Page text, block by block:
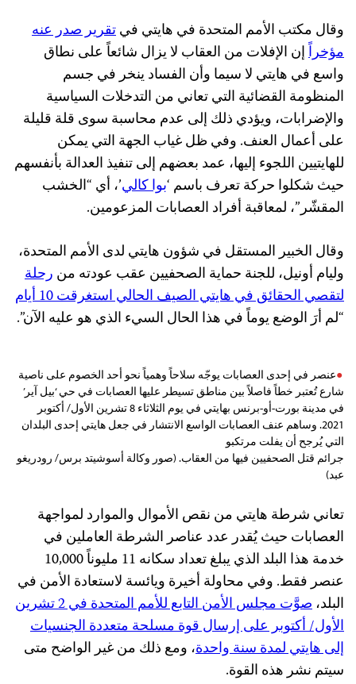
وقال مكتب الأمم المتحدة في هايتي فيتقرير صدر عنه
مؤخراًإن الإفلات من العقاب لا يزال شائعاً على نطاق
واسع في هايتي لا سيما وأن الفساد ينخر في جسم
المنظومة القضائية التي تعاني من التدخلات السياسية
والإضرابات، ويؤدي ذلك إلى عدم محاسبة سوى قلة قليلة
على أعمال العنف. وفي ظل غياب الجهة التي يمكن
للهايتيين اللجوء إليها، عمد بعضهم إلى تنفيذ العدالة بأنفسهم
حيث شكلوا حركة تعرف باسم ‘بوا كالي’، أي “الخشب
المقشّر”، لمعاقبة أفراد العصابات المزعومين.
وقال الخبير المستقل في شؤون هايتي لدى الأمم المتحدة،
وليام أونيل، للجنة حماية الصحفيين عقب عودته من رحلة
لتقصي الحقائق في هايتي الصيف الحالي استغرقت 10 أيام
“لم أرَ الوضع يوماً في هذا الحال السيء الذي هو عليه الآن”.
عنصر في إحدى العصابات يوجّه سلاحاً وهمياً نحو أحد الخصوم على ناصية
شارع تُعتبر خطاً فاصلاً بين مناطق تسيطر عليها العصابات في حي ‘بيل آير’
في مدينة بورت-أو-برنس بهايتي في يوم الثلاثاء 8 تشرين الأول/ أكتوبر
2021. وساهم عنف العصابات الواسع الانتشار في جعل هايتي إحدى البلدان
التي يُرجح أن يفلت مرتكبو
جرائم قتل الصحفيين فيها من العقاب. (صور وكالة أسوشيتد برس/ رودريغو
عبد)
تعاني شرطة هايتي من نقص الأموال والموارد لمواجهة
العصابات حيث يُقدر عدد عناصر الشرطة العاملين في
خدمة هذا البلد الذي يبلغ تعداد سكانه 11 مليوناً 10,000
عنصر فقط. وفي محاولة أخيرة ويائسة لاستعادة الأمن في
البلد،
صوَّت مجلس الأمن التابع للأمم المتحدة في 2 تشرين
الأول/ أكتوبر على إرسال قوة مسلحة متعددة الجنسيات
إلى هايتي لمدة سنة واحدة، ومع ذلك من غير الواضح متى
سيتم نشر هذه القوة.